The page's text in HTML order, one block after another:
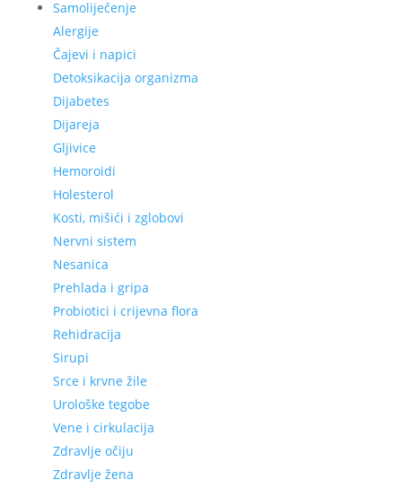
Samoliječenje
Alergije
Čajevi i napici
Detoksikacija organizma
Dijabetes
Dijareja
Gljivice
Hemoroidi
Holesterol
Kosti, mišići i zglobovi
Nervni sistem
Nesanica
Prehlada i gripa
Probiotici i crijevna flora
Rehidracija
Sirupi
Srce i krvne žile
Urološke tegobe
Vene i cirkulacija
Zdravlje očiju
Zdravlje žena